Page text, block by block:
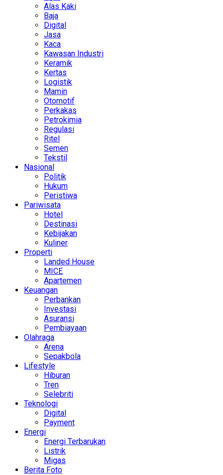
Alas Kaki
Baja
Digital
Jasa
Kaca
Kawasan Industri
Keramik
Kertas
Logistik
Mamin
Otomotif
Perkakas
Petrokimia
Regulasi
Ritel
Semen
Tekstil
Nasional
Politik
Hukum
Peristiwa
Pariwisata
Hotel
Destinasi
Kebijakan
Kuliner
Properti
Landed House
MICE
Apartemen
Keuangan
Perbankan
Investasi
Asuransi
Pembiayaan
Olahraga
Arena
Sepakbola
Lifestyle
Hiburan
Tren
Selebriti
Teknologi
Digital
Payment
Energi
Energi Terbarukan
Listrik
Migas
Berita Foto